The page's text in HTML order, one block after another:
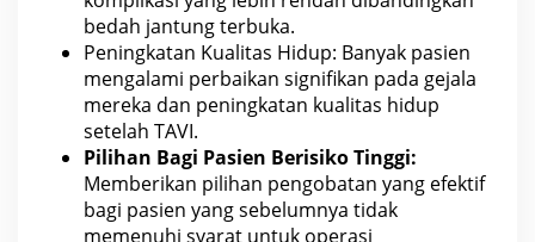
bedah jantung terbuka.
Peningkatan Kualitas Hidup: Banyak pasien
mengalami perbaikan signifikan pada gejala
mereka dan peningkatan kualitas hidup
setelah TAVI.
Pilihan Bagi Pasien Berisiko Tinggi:
Memberikan pilihan pengobatan yang efektif
bagi pasien yang sebelumnya tidak
memenuhi syarat untuk operasi